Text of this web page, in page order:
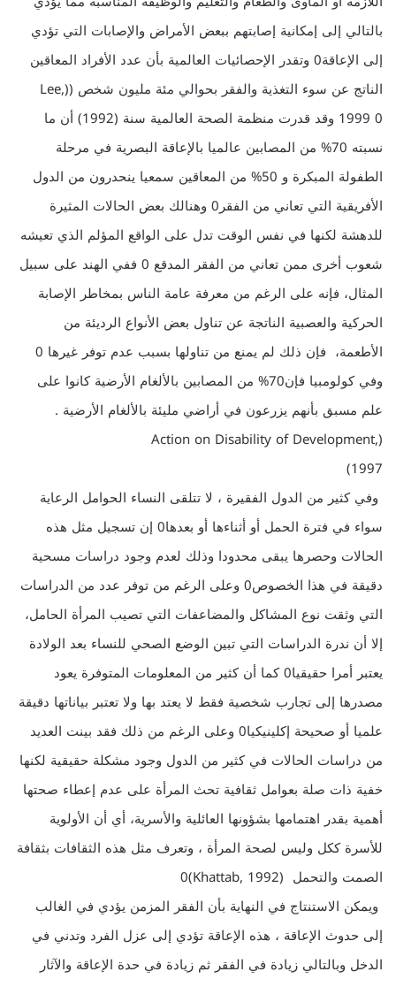
بالتالي إلى إمكانية إصابتهم ببعض الأمراض والإصابات التي تؤدي
إلى الإعاقة0 وتقدر الإحصائيات العالمية بأن عدد الأفراد المعاقين
الناتج عن سوء التغذية والفقر بحوالي مئة مليون شخص ((Lee,
1999 0 وقد قدرت منظمة الصحة العالمية سنة (1992) أن ما
نسبته 70% من المصابين عالميا بالإعاقة البصرية في مرحلة
الطفولة المبكرة و 50% من المعاقين سمعيا ينحدرون من الدول
الأفريقية التي تعاني من الفقر0 وهنالك بعض الحالات المثيرة
للدهشة لكنها في نفس الوقت تدل على الواقع المؤلم الذي تعيشه
شعوب أخرى ممن تعاني من الفقر المدقع 0 ففي الهند على سبيل
المثال، فإنه على الرغم من معرفة عامة الناس بمخاطر الإصابة
الحركية والعصبية الناتجة عن تناول بعض الأنواع الرديئة من
الأطعمة، فإن ذلك لم يمنع من تناولها بسبب عدم توفر غيرها 0
وفي كولومبيا فإن70% من المصابين بالألغام الأرضية كانوا على
علم مسبق بأنهم يزرعون في أراضي مليئة بالألغام الأرضية .
(Action on Disability of Development,
1997)
وفي كثير من الدول الفقيرة ، لا تتلقى النساء الحوامل الرعاية
سواء في فترة الحمل أو أثناءها أو بعدها0 إن تسجيل مثل هذه
الحالات وحصرها يبقى محدودا وذلك لعدم وجود دراسات مسحية
دقيقة في هذا الخصوص0 وعلى الرغم من توفر عدد من الدراسات
التي وثقت نوع المشاكل والمضاعفات التي تصيب المرأة الحامل،
إلا أن ندرة الدراسات التي تبين الوضع الصحي للنساء بعد الولادة
يعتبر أمرا حقيقيا0 كما أن كثير من المعلومات المتوفرة يعود
مصدرها إلى تجارب شخصية فقط لا يعتد بها ولا تعتبر بياناتها دقيقة
علميا أو صحيحة إكلينيكيا0 وعلى الرغم من ذلك فقد بينت العديد
من دراسات الحالات في كثير من الدول وجود مشكلة حقيقية لكنها
خفية ذات صلة بعوامل ثقافية تحث المرأة على عدم إعطاء صحتها
أهمية بقدر اهتمامها بشؤونها العائلية والأسرية، أي أن الأولوية
للأسرة ككل وليس لصحة المرأة ، وتعرف مثل هذه الثقافات بثقافة
الصمت والتحمل (Khattab, 1992)0
ويمكن الاستنتاج في النهاية بأن الفقر المزمن يؤدي في الغالب
إلى حدوث الإعاقة ، هذه الإعاقة تؤدي إلى عزل الفرد وتدني في
الدخل وبالتالي زيادة في الفقر ثم زيادة في حدة الإعاقة والآثار